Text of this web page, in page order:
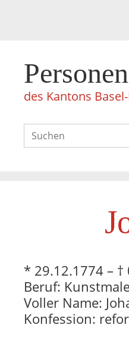
des Kantons
* 29.12.1774 – †
Beruf:
Voller Name:
Konfession: